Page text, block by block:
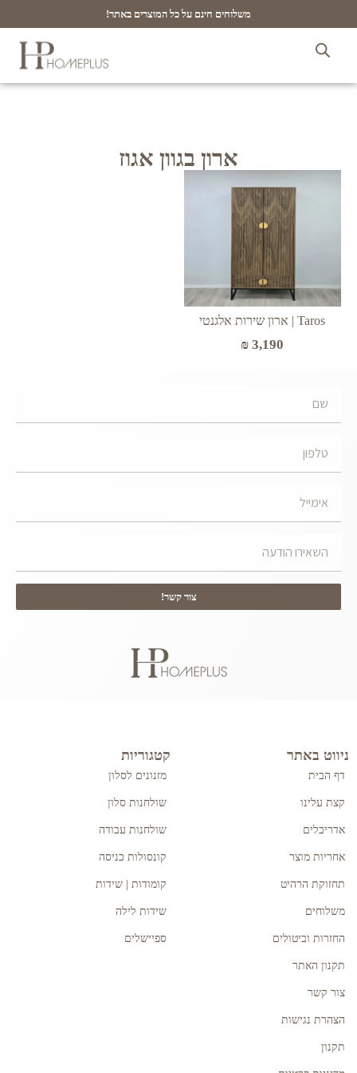
משלוחים חינם על כל המוצרים באתר!
ארון בגוון אגוז
Taros | ארון שירות אלגנטי
₪ 3,190
צור קשר!
ניווט באתר
דף הבית
קצת עלינו
אדריכלים
אחריות מוצר
תחזוקת הרהיט
משלוחים
החזרות וביטולים
תקנון האתר
צור קשר
הצהרת נגישות
תקנון
קטגוריות
מזנונים לסלון
שולחנות סלון
שולחנות עבודה
קונסולות כניסה
קומודות | שידות
שידות לילה
ספיישלים